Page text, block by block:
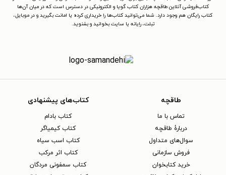
کتاب‌فروشی آنلاین طاقچه هزاران کتاب گویا و الکترونیکی در دسترس است که در میان آن‌ها
کتاب رایگان هم وجود دارد. شما می‌توانید کتاب‌ها را خریداری کرده یا امانت بگیرید و در موبایل،
تبلت، رایانه یا سایت بخوانید و بشنوید.
طاقچه
تماس با ما
دربارهٔ طاقچه
سوال‌های متداول
فروش سازمانی
خرید کتابخوان
کتاب‌های پیشنهادی
کتاب بادام
کتاب کیمیاگر
کتاب اسب سیاه
کتاب اثر مرکب
کتاب سمفونی مردگان